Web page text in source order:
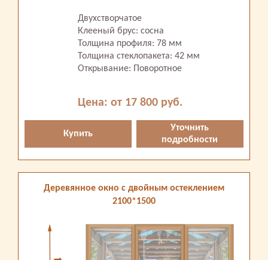
Двухстворчатое
Клееный брус: сосна
Толщина профиля: 78 мм
Толщина стеклопакета: 42 мм
Открывание: Поворотное
Цена: от 17 800 руб.
Купить
Уточнить
подробности
Деревянное окно с двойным остеклением
2100*1500